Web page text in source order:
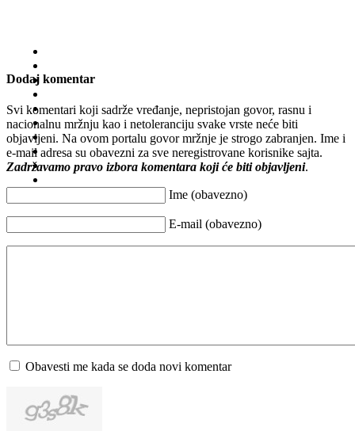
Dodaj komentar
Svi komentari koji sadrže vređanje, nepristojan govor, rasnu i
nacionalnu mržnju kao i netoleranciju svake vrste neće biti
objavljeni. Na ovom portalu govor mržnje je strogo zabranjen. Ime i
e-mail adresa su obavezni za sve neregistrovane korisnike sajta.
Zadržavamo pravo izbora komentara koji će biti objavljeni.
Ime (obavezno)
E-mail (obavezno)
Obavesti me kada se doda novi komentar